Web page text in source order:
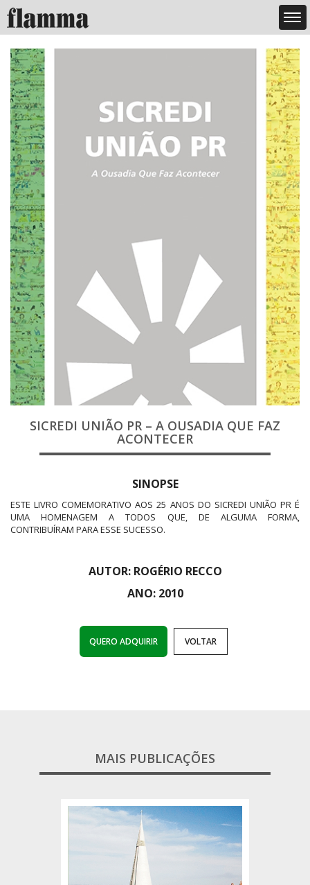
SICREDI UNIÃO PR – A OUSADIA QUE FAZ
ACONTECER
SINOPSE
ESTE LIVRO COMEMORATIVO AOS 25 ANOS DO SICREDI UNIÃO PR É
UMA HOMENAGEM A TODOS QUE, DE ALGUMA FORMA,
CONTRIBUÍRAM PARA ESSE SUCESSO.
AUTOR: ROGÉRIO RECCO
ANO: 2010
QUERO ADQUIRIR VOLTAR
MAIS PUBLICAÇÕES